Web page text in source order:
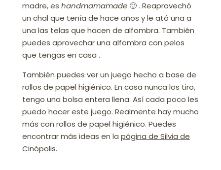
madre, es handmamamade🙂 . Reaprovechó
un chal que tenía de hace años y le ató una a
una las telas que hacen de alfombra. También
puedes aprovechar una alfombra con pelos
que tengas en casa .
También puedes ver un juego hecho a base de
rollos de papel higiénico. En casa nunca los tiro,
tengo una bolsa entera llena. Así cada poco les
puedo hacer este juego. Realmente hay mucho
más con rollos de papel higiénico. Puedes
encontrar más ideas en la página de Silvia de
Cinópolis.